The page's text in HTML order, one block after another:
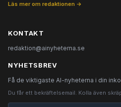
Läs mer om redaktionen →
KONTAKT
redaktion@ainyheterna.se
NYHETSBREV
Få de viktigaste AI-nyheterna i din
Du får ett bekräftelsemail. Kolla även